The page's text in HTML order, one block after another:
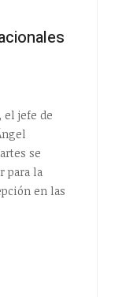
el jefe de
se
para la
en las